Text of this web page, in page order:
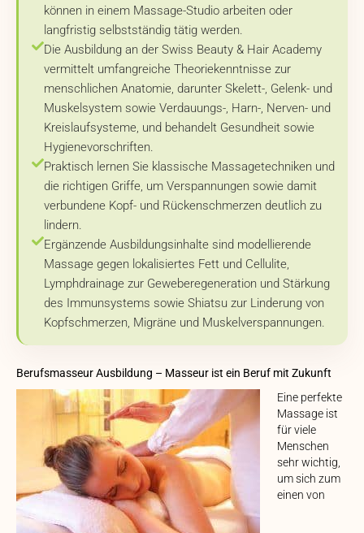
können in einem Massage-Studio arbeiten oder
langfristig selbstständig tätig werden.
Die Ausbildung an der Swiss Beauty & Hair Academy
vermittelt umfangreiche Theoriekenntnisse zur
menschlichen Anatomie, darunter Skelett-, Gelenk- und
Muskelsystem sowie Verdauungs-, Harn-, Nerven- und
Kreislaufsysteme, und behandelt Gesundheit sowie
Hygienevorschriften.
Praktisch lernen Sie klassische Massagetechniken und
die richtigen Griffe, um Verspannungen sowie damit
verbundene Kopf- und Rückenschmerzen deutlich zu
lindern.
Ergänzende Ausbildungsinhalte sind modellierende
Massage gegen lokalisiertes Fett und Cellulite,
Lymphdrainage zur Geweberegeneration und Stärkung
des Immunsystems sowie Shiatsu zur Linderung von
Kopfschmerzen, Migräne und Muskelverspannungen.
Berufsmasseur Ausbildung – Masseur ist ein Beruf mit Zukunft
Eine perfekte
Massage ist
für viele
Menschen
sehr wichtig,
um sich zum
einen von